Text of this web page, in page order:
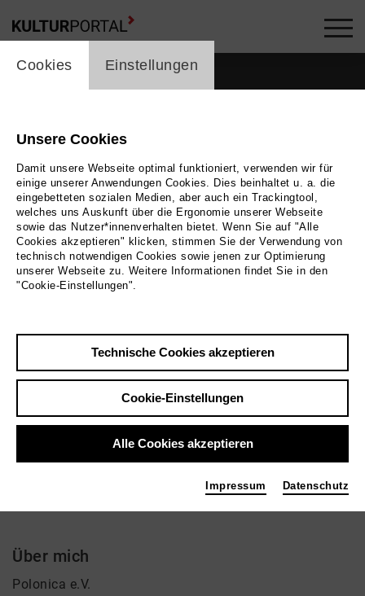
Roman Wiese
Links
Über mich
Polonica e.V.
cookie_layer
Cookies Einstellungen
Unsere Cookies
Damit unsere Webseite optimal funktioniert, verwenden wir für
einige unserer Anwendungen Cookies. Dies beinhaltet u. a. die
eingebetteten sozialen Medien, aber auch ein Trackingtool,
welches uns Auskunft über die Ergonomie unserer Webseite
sowie das Nutzer*innenverhalten bietet. Wenn Sie auf "Alle
Cookies akzeptieren" klicken, stimmen Sie der Verwendung von
technisch notwendigen Cookies sowie jenen zur Optimierung
unserer Webseite zu. Weitere Informationen findet Sie in den
"Cookie-Einstellungen".
Technische Cookies akzeptieren
Cookie-Einstellungen
Alle Cookies akzeptieren
Impressum Datenschutz